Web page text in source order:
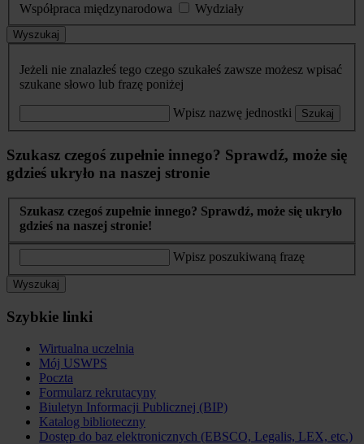
Współpraca międzynarodowa
Wydziały
Wyszukaj
Jeżeli nie znalazłeś tego czego szukałeś zawsze możesz wpisać
szukane słowo lub frazę poniżej
Wpisz nazwę jednostki Szukaj
Szukasz czegoś zupełnie innego? Sprawdź, może się
gdzieś ukryło na naszej stronie
Szukasz czegoś zupełnie innego? Sprawdź, może się ukryło
gdzieś na naszej stronie!
Wpisz poszukiwaną frazę
Wyszukaj
Szybkie linki
Wirtualna uczelnia
Mój USWPS
Poczta
Formularz rekrutacyny
Biuletyn Informacji Publicznej (BIP)
Katalog biblioteczny
Dostęp do baz elektronicznych (EBSCO, Legalis, LEX, etc.)